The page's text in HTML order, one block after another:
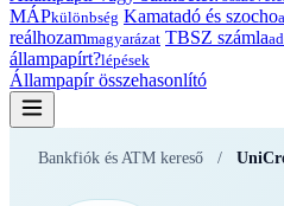
MÁPkülönbség Kamatadó és szocho
reálhozammagyarázat TBSZ számla
állampapírt?lépések
Állampapír összehasonlító
Bankfiók és ATM kereső /